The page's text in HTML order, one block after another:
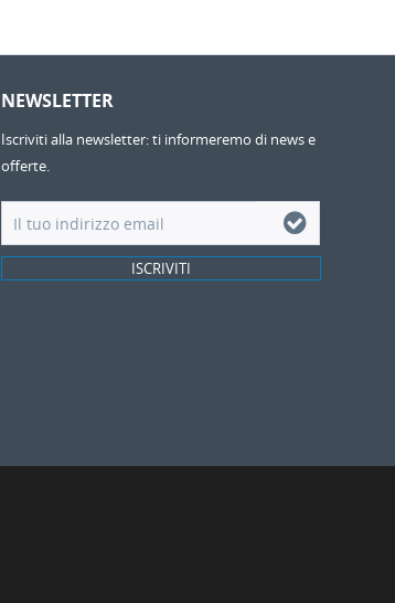
NEWSLETTER
Iscriviti alla newsletter: ti informeremo di news e
offerte.
ISCRIVITI